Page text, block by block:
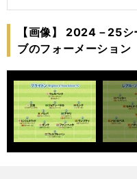
【画像】 2024－25
ブのフォーメーション